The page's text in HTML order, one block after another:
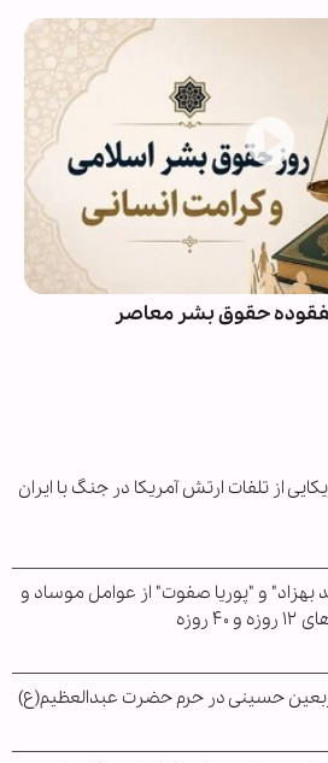
حقوق بشر معاصر
از تلفات ارتش آمریکا در جنگ با ایران
بهزاد" و "پوریا صفوت" از عوامل موساد و
روزه
حسینی در حرم حضرت عبدالعظیم(ع)